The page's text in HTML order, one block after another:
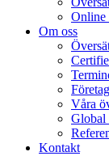
Online
Om oss
Våra
Global
Kontakt